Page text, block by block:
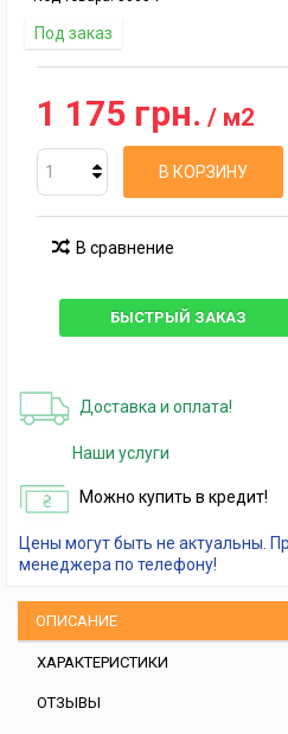
Под заказ
1 175 грн. / м2
В КОРЗИНУ
В сравнение
БЫСТРЫЙ ЗАКАЗ
Доставка и оплата!
Наши услуги
Можно купить в кредит!
Цены могут быть не актуальны.
менеджера по телефону!
ОПИСАНИЕ
ХАРАКТЕРИСТИКИ
ОТЗЫВЫ